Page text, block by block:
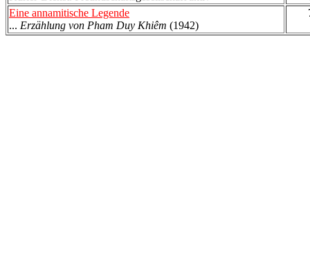
Eine annamitische Legende
... Erzählung von Pham Duy Khiêm (1942)